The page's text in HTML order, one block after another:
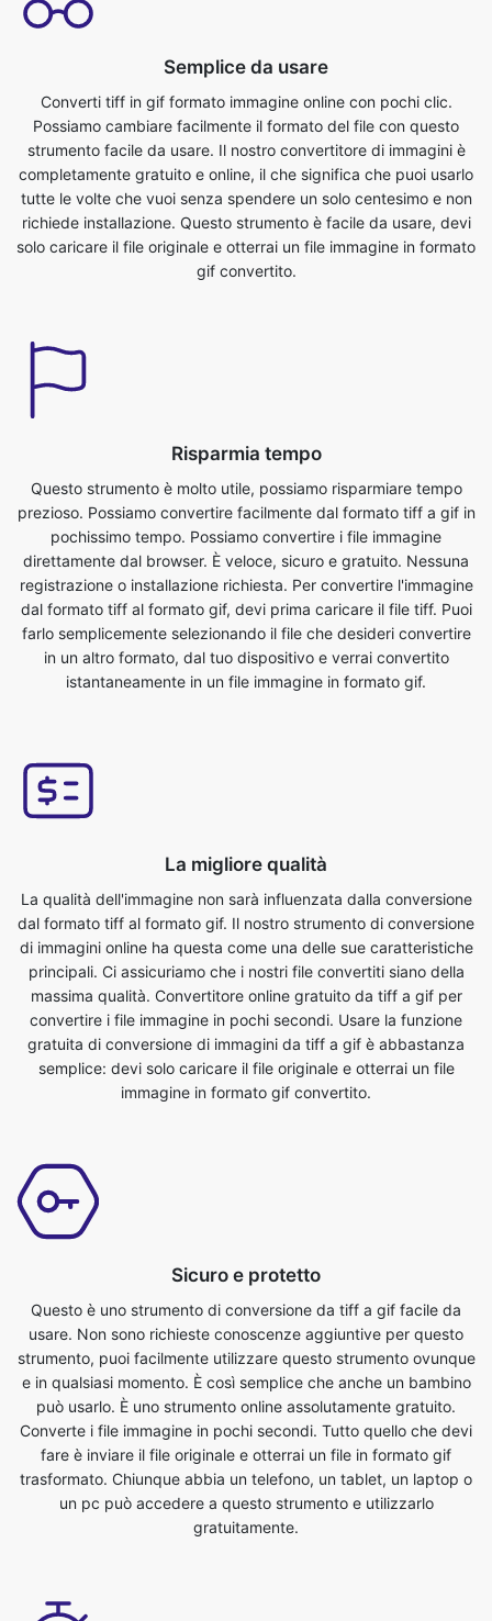
Converti tiff in gif formato immagine online con pochi clic.
Possiamo cambiare facilmente il formato del file con questo
strumento facile da usare. Il nostro convertitore di immagini è
completamente gratuito e online, il che significa che puoi usarlo
tutte le volte che vuoi senza spendere un solo centesimo e non
richiede installazione. Questo strumento è facile da usare, devi
solo caricare il file originale e otterrai un file immagine in formato
gif convertito.
Questo strumento è molto utile, possiamo risparmiare tempo
prezioso. Possiamo convertire facilmente dal formato tiff a gif in
pochissimo tempo. Possiamo convertire i file immagine
direttamente dal browser. È veloce, sicuro e gratuito. Nessuna
registrazione o installazione richiesta. Per convertire l'immagine
dal formato tiff al formato gif, devi prima caricare il file tiff. Puoi
farlo semplicemente selezionando il file che desideri convertire
in un altro formato, dal tuo dispositivo e verrai convertito
istantaneamente in un file immagine in formato gif.
La qualità dell'immagine non sarà influenzata dalla conversione
di immagini online ha questa come una delle sue caratteristiche
principali. Ci assicuriamo che i nostri file convertiti siano della
massima qualità. Convertitore online gratuito da tiff a gif per
convertire i file immagine in pochi secondi. Usare la funzione
gratuita di conversione di immagini da tiff a gif è abbastanza
semplice: devi solo caricare il file originale e otterrai un file
immagine in formato gif convertito.
Questo è uno strumento di conversione da tiff a gif facile da
usare. Non sono richieste conoscenze aggiuntive per questo
strumento, puoi facilmente utilizzare questo strumento ovunque
e in qualsiasi momento. È così semplice che anche un bambino
può usarlo. È uno strumento online assolutamente gratuito.
Converte i file immagine in pochi secondi. Tutto quello che devi
fare è inviare il file originale e otterrai un file in formato gif
trasformato. Chiunque abbia un telefono, un tablet, un laptop o
un pc può accedere a questo strumento e utilizzarlo
gratuitamente.